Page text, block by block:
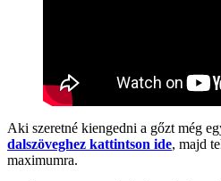
Aki szeretné kiengedni a gőzt még
dalszöveghez kattintson ide, majd
maximumra.